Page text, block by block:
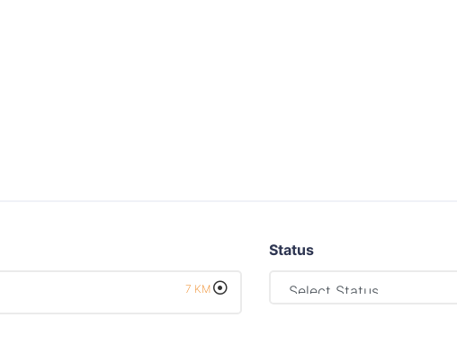
7 KM
Status